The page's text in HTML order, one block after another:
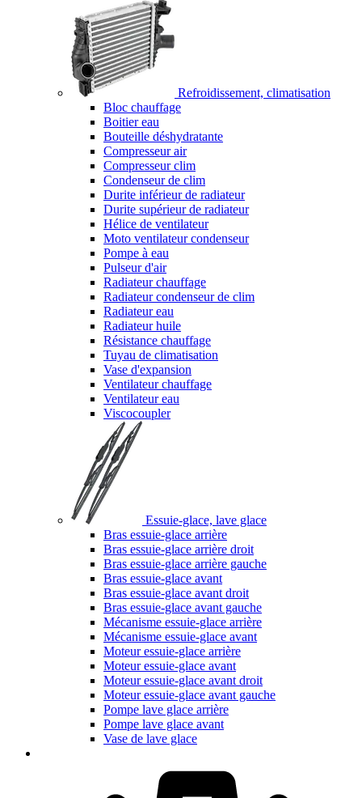
Refroidissement, climatisation
Bloc chauffage
Boitier eau
Bouteille déshydratante
Compresseur air
Compresseur clim
Condenseur de clim
Durite inférieur de radiateur
Durite supérieur de radiateur
Hélice de ventilateur
Moto ventilateur condenseur
Pompe à eau
Pulseur d'air
Radiateur chauffage
Radiateur condenseur de clim
Radiateur eau
Radiateur huile
Résistance chauffage
Tuyau de climatisation
Vase d'expansion
Ventilateur chauffage
Ventilateur eau
Viscocoupler
Essuie-glace, lave glace
Bras essuie-glace arrière
Bras essuie-glace arrière droit
Bras essuie-glace arrière gauche
Bras essuie-glace avant
Bras essuie-glace avant droit
Bras essuie-glace avant gauche
Mécanisme essuie-glace arrière
Mécanisme essuie-glace avant
Moteur essuie-glace arrière
Moteur essuie-glace avant
Moteur essuie-glace avant droit
Moteur essuie-glace avant gauche
Pompe lave glace arrière
Pompe lave glace avant
Vase de lave glace